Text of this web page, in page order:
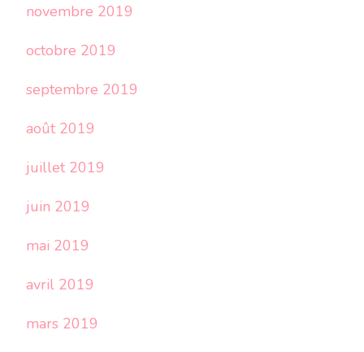
novembre 2019
octobre 2019
septembre 2019
août 2019
juillet 2019
juin 2019
mai 2019
avril 2019
mars 2019